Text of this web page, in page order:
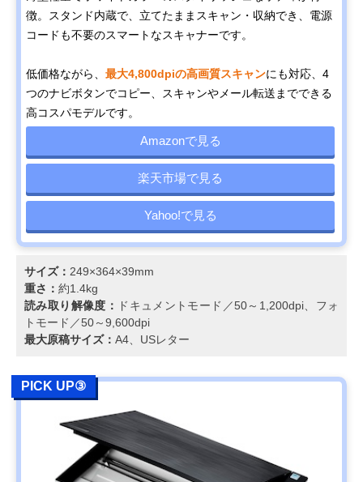
徴。スタンド内蔵で、立てたままスキャン・収納でき、電源
コードも不要のスマートなスキャナーです。
低価格ながら、 最大4,800dpiの高画質スキャンにも対応、4
つのナビボタンでコピー、スキャンやメール転送までできる
高コスパモデルです。
Amazonで見る
楽天市場で見る
Yahoo!で見る
サイズ： 249×364×39mm
重さ： 約1.4kg
読み取り解像度：
ドキュメントモード／50～1,200dpi、フォ
トモード／50～9,600dpi
最大原稿サイズ： A4、USレター
PICK UP③